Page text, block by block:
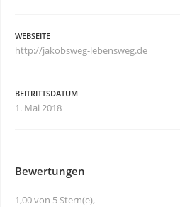
WEBSEITE
http://jakobsweg-lebensweg.de
BEITRITTSDATUM
1. Mai 2018
Bewertungen
1,00 von 5 Stern(e),